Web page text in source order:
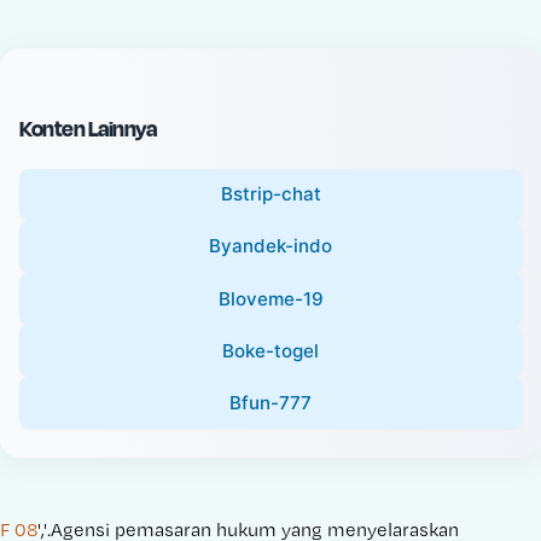
c
e
Konten Lainnya
Bstrip-chat
Byandek-indo
Bloveme-19
Boke-togel
Bfun-777
F 08','.Agensi pemasaran hukum yang menyelaraskan